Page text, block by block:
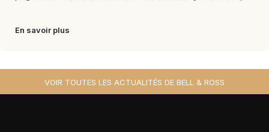
En savoir plus
VOIR TOUTES LES ACTUALITÉS DE BELL & ROSS